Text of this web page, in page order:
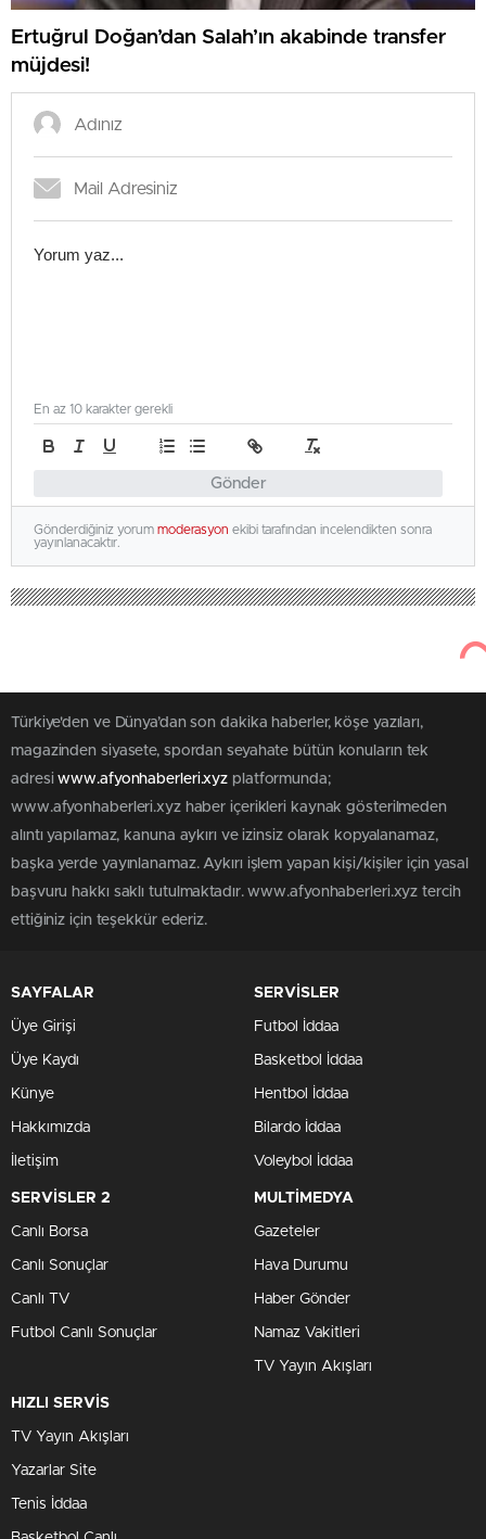
Ertuğrul Doğan’dan Salah’ın akabinde transfer
müjdesi!
Gönder
En az 10 karakter gerekli
Gönderdiğiniz yorum moderasyon ekibi tarafından incelendikten sonra
yayınlanacaktır.
Türkiye'den ve Dünya’dan son dakika haberler, köşe yazıları,
magazinden siyasete, spordan seyahate bütün konuların tek
adresiwww.afyonhaberleri.xyz platformunda;
www.afyonhaberleri.xyz haber içerikleri kaynak gösterilmeden
alıntı yapılamaz, kanuna aykırı ve izinsiz olarak kopyalanamaz,
başka yerde yayınlanamaz. Aykırı işlem yapan kişi/kişiler için yasal
başvuru hakkı saklı tutulmaktadır. www.afyonhaberleri.xyz tercih
ettiğiniz için teşekkür ederiz.
SAYFALAR
Üye Girişi
Üye Kaydı
Künye
Hakkımızda
İletişim
SERVİSLER
Futbol İddaa
Basketbol İddaa
Hentbol İddaa
Bilardo İddaa
Voleybol İddaa
SERVİSLER 2
Canlı Borsa
Canlı Sonuçlar
Canlı TV
Futbol Canlı Sonuçlar
MULTİMEDYA
Gazeteler
Hava Durumu
Haber Gönder
Namaz Vakitleri
TV Yayın Akışları
HIZLI SERVİS
TV Yayın Akışları
Yazarlar Site
Tenis İddaa